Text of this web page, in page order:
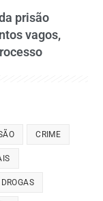
prisão
vagos,
CRIME
DROGAS